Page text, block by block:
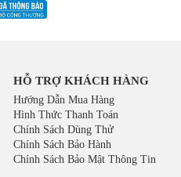
HỖ TRỢ KHÁCH HÀNG
Hướng Dẫn Mua Hàng
Hình Thức Thanh Toán
Chính Sách Dùng Thử
Chính Sách Bảo Hành
Chính Sách Bảo Mật Thông Tin